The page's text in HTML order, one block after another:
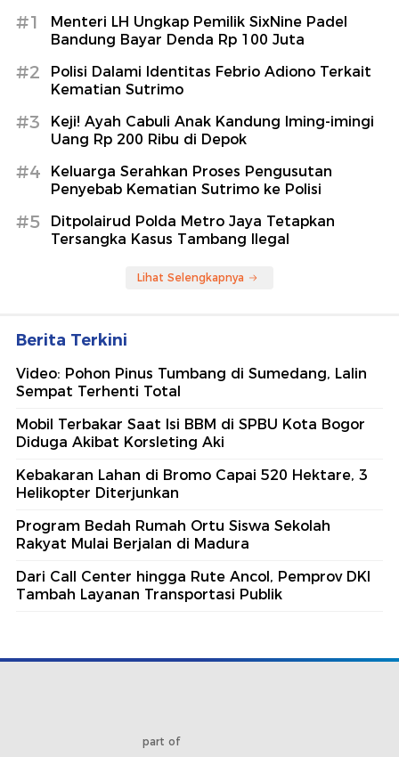
#1
Menteri LH Ungkap Pemilik SixNine Padel
Bandung Bayar Denda Rp 100 Juta
#2
Polisi Dalami Identitas Febrio Adiono Terkait
Kematian Sutrimo
#3
Keji! Ayah Cabuli Anak Kandung Iming-imingi
Uang Rp 200 Ribu di Depok
#4
Keluarga Serahkan Proses Pengusutan
Penyebab Kematian Sutrimo ke Polisi
#5
Ditpolairud Polda Metro Jaya Tetapkan
Tersangka Kasus Tambang Ilegal
Lihat Selengkapnya
Berita Terkini
Video: Pohon Pinus Tumbang di Sumedang, Lalin
Sempat Terhenti Total
Mobil Terbakar Saat Isi BBM di SPBU Kota Bogor
Diduga Akibat Korsleting Aki
Kebakaran Lahan di Bromo Capai 520 Hektare, 3
Helikopter Diterjunkan
Program Bedah Rumah Ortu Siswa Sekolah
Rakyat Mulai Berjalan di Madura
Dari Call Center hingga Rute Ancol, Pemprov DKI
Tambah Layanan Transportasi Publik
part of